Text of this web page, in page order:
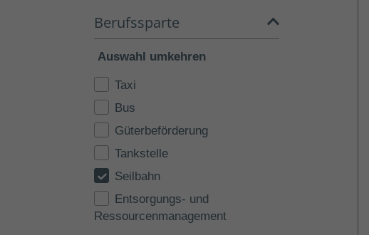
Berufssparte
Auswahl umkehren
Taxi
Bus
Güterbeförderung
Tankstelle
Seilbahn
Entsorgungs- und
Ressourcenmanagement